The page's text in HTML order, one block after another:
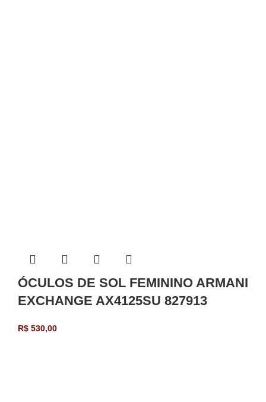
ÓCULOS DE SOL FEMININO ARMANI
EXCHANGE AX4125SU 827913
R$ 530,00